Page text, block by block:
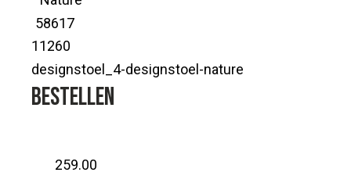
11260
designstoel_4-designstoel-nature
Bestellen
259.00